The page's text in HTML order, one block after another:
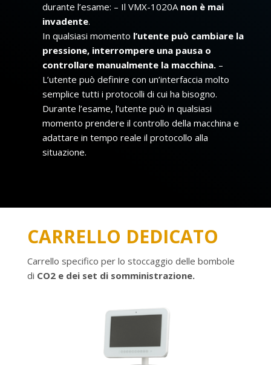
durante l’esame: – Il VMX-1020A non è mai
invadente.
In qualsiasi momento l’utente può cambiare la
pressione, interrompere una pausa o
controllare manualmente la macchina.–
L’utente può definire con un’interfaccia molto
semplice tutti i protocolli di cui ha bisogno.
Durante l’esame, l’utente può in qualsiasi
momento prendere il controllo della macchina e
adattare in tempo reale il protocollo alla
situazione.
CARRELLO DEDICATO
Carrello specifico per lo stoccaggio delle bombole
di CO2 e dei set di somministrazione.